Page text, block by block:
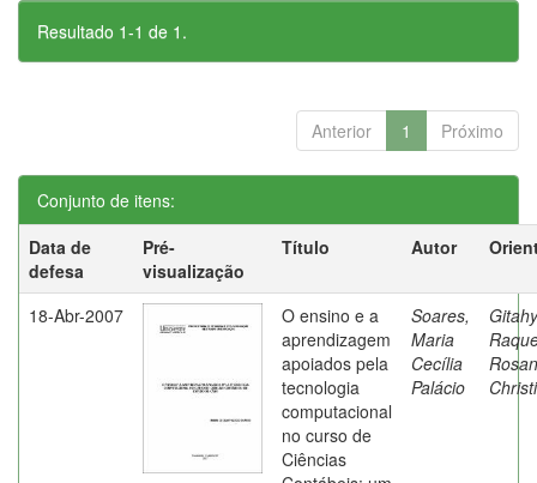
Resultado 1-1 de 1.
Anterior 1 Próximo
Conjunto de itens:
Data de
defesa
Pré-
visualização
Título Autor
18-Abr-2007
O ensino e a
aprendizagem
apoiados pela
tecnologia
computacional
no curso de
Ciências
Soares,
Maria
Cecília
Palácio
Rosan